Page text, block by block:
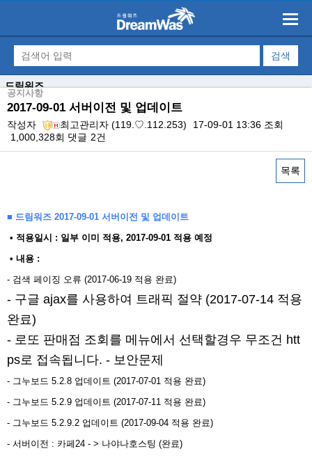
드림워즈
공지사항
2017-09-01 서버이전 및 업데이트
작성자 최고관리자 (119.♡.112.253) 17-09-01 13:36 조회
1,000,328회 댓글 2건
목록
■ 드림워즈 2017-09-01 서버이전 및 업데이트
​ • 적용일시 : 일부 이미 적용, 2017-09-01 적용 예정
• 내용 : ​
- 검색 페이징 오류 (2017-06-19 적용 완료)
- 구글 ajax를 사용하여 트래픽 절약 (2017-07-14 적용
완료)
- 로또 판매점 조회를 메뉴에서 선택할경우 무조건 htt
ps로 접속됩니다. - 보안문제
- 그누보드 5.2.8 업데이트 (2017-07-01 적용 완료)
- 그누보드 5.2.9 업데이트 (2017-07-11 적용 완료)
- 그누보드 5.2.9.2 업데이트 (2017-09-04 적용 완료)​
- 서버이전 : 카페24 - > 나야나호스팅 (완료)